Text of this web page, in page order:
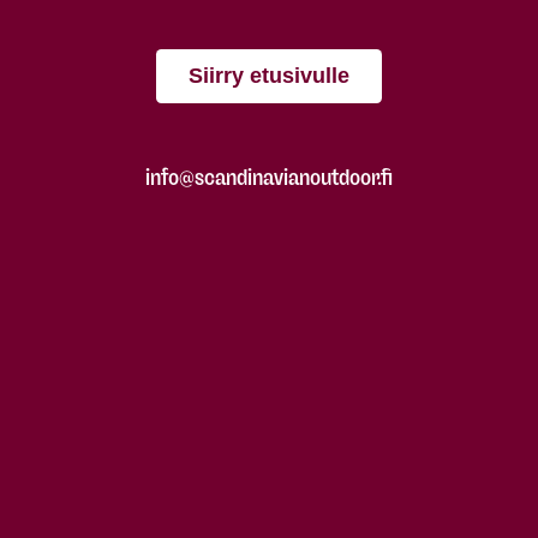
Siirry etusivulle
info@scandinavianoutdoor.fi